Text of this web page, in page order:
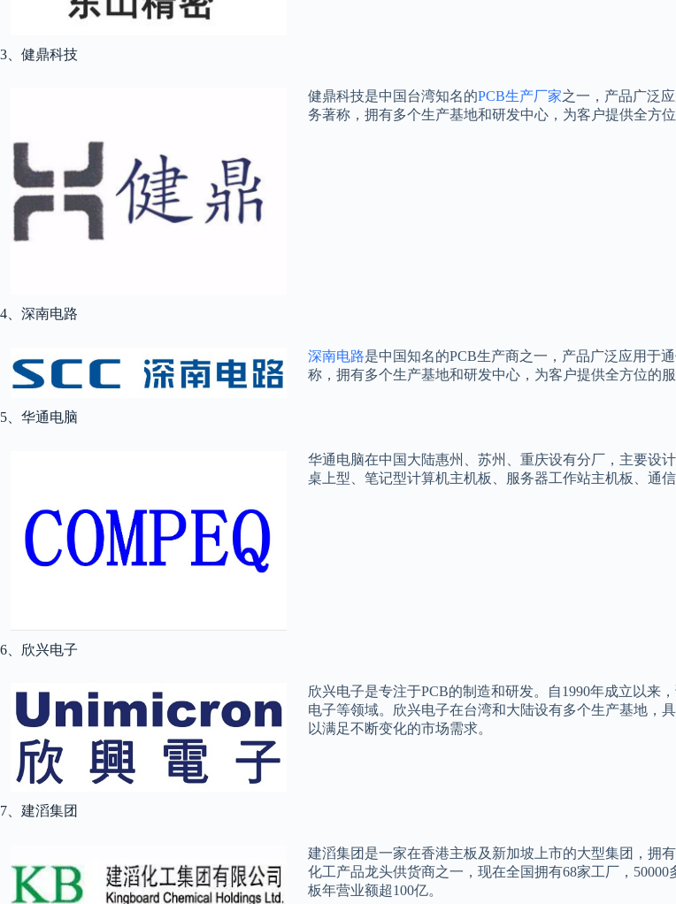
3、健鼎科技
健鼎科技是中国台湾知名的PCB生产厂家之一，产品广泛
务著称，拥有多个生产基地和研发中心，为客户提供全方位
4、深南电路
深南电路是中国知名的PCB生产商之一，产品广泛应用于
称，拥有多个生产基地和研发中心，为客户提供全方位的服
5、华通电脑
华通电脑在中国大陆惠州、苏州、重庆设有分厂，主要设
桌上型、笔记型计算机主机板、服务器工作站主机板、通
6、欣兴电子
欣兴电子是专注于PCB的制造和研发。自1990年成立以来
电子等领域。欣兴电子在台湾和大陆设有多个生产基地，
以满足不断变化的市场需求。
7、建滔集团
建滔集团是一家在香港主板及新加坡上市的大型集团，拥
化工产品龙头供货商之一，现在全国拥有68家工厂，
板年营业额超100亿。